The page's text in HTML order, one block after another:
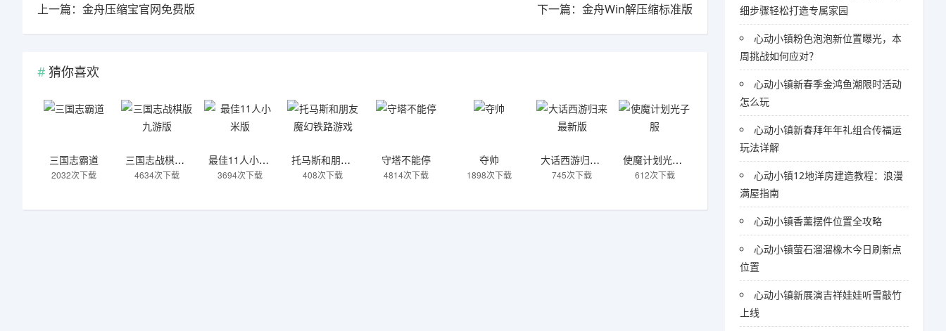
上一篇：金舟压缩宝官网免费版 下一篇：金舟Win解压缩标准版
猜你喜欢
三国志霸道
2032次下载
三国志战棋版九游版
4634次下载
最佳11人小米版
3694次下载
托马斯和朋友魔幻铁路游戏
408次下载
守塔不能停
4814次下载
夺帅
1898次下载
大话西游归来最新版
745次下载
使魔计划光子服
612次下载
细步骤轻松打造专属家园
心动小镇粉色泡泡新位置曝光，本
周挑战如何应对？
心动小镇新春季金鸿鱼潮限时活动
怎么玩
心动小镇新春拜年年礼组合传福运
玩法详解
心动小镇12地洋房建造教程：浪漫
满屋指南
心动小镇香薰摆件位置全攻略
心动小镇萤石溜溜橡木今日刷新点
位置
心动小镇新展演吉祥娃娃听雪敲竹
上线